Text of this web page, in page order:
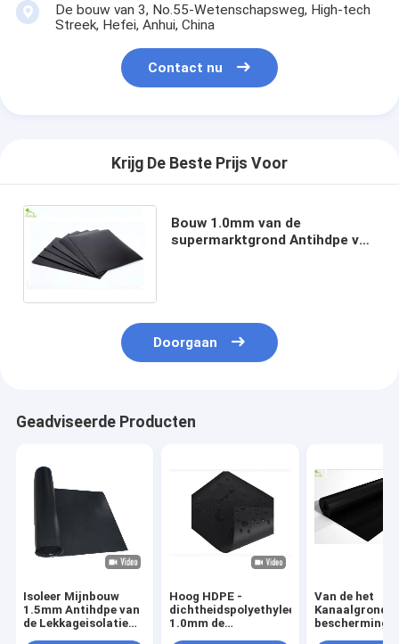
De bouw van 3, No.55-Wetenschapsweg, High-tech
Streek, Hefei, Anhui, China
Contact nu
Krijg De Beste Prijs Voor
Bouw 1.0mm van de
supermarktgrond Antihdpe van
Doorgaan
Geadviseerde Producten
Isoleer Mijnbouw
1.5mm Antihdpe van
de Lekkageisolatie
Hoog HDPE -
dichtheidspolyethyleen
1.0mm de
Van de het
Kanaalgrond